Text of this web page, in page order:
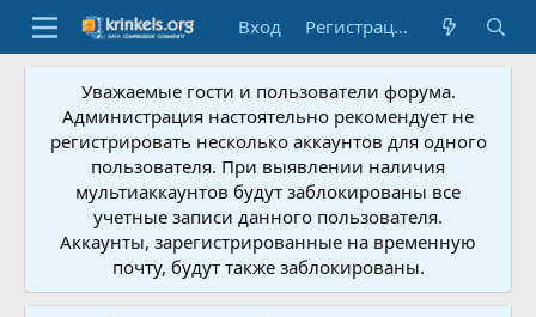
Вход Регистрация
Уважаемые гости и пользователи форума.
Администрация настоятельно рекомендует не
регистрировать несколько аккаунтов для одного
пользователя. При выявлении наличия
мультиаккаунтов будут заблокированы все
учетные записи данного пользователя.
Аккаунты, зарегистрированные на временную
почту, будут также заблокированы.